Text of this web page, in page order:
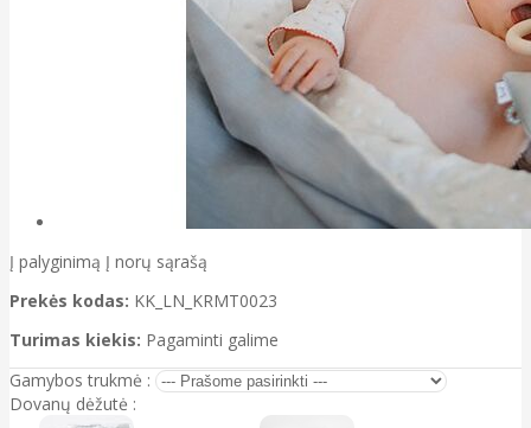
Į palyginimą Į norų sąrašą
Prekės kodas: KK_LN_KRMT0023
Turimas kiekis: Pagaminti galime
Gamybos trukmė :
Dovanų dėžutė :